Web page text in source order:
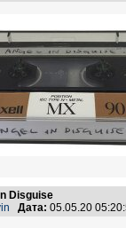
Disguise
Дата: 05.05.20